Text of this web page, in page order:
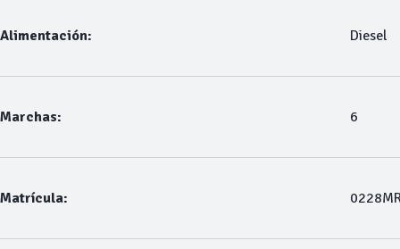
Alimentación: Diesel
Marchas: 6
Matrícula: